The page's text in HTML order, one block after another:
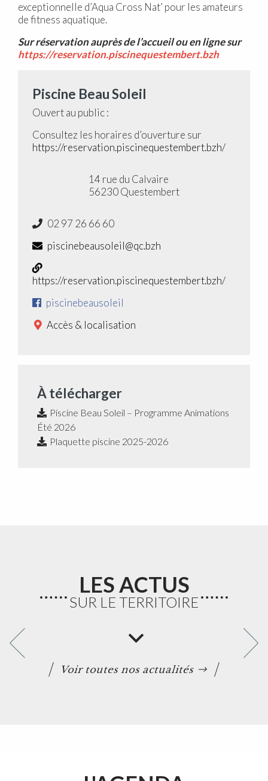
exceptionnelle d’Aqua Cross Nat’ pour les amateurs
de fitness aquatique.
Sur réservation auprès de l’accueil ou en ligne sur
https://reservation.piscinequestembert.bzh
Piscine Beau Soleil
Ouvert au public :
Consultez les horaires d’ouverture sur
https://reservation.piscinequestembert.bzh/
14 rue du Calvaire
56230 Questembert
02 97 26 66 60
piscinebeausoleil@qc.bzh
https://reservation.piscinequestembert.bzh/
piscinebeausoleil
Accès & localisation
À télécharger
Piscine Beau Soleil – Programme Animations
Été 2026
Plaquette piscine 2025-2026
LES ACTUS
SUR LE TERRITOIRE
Voir toutes nos actualités